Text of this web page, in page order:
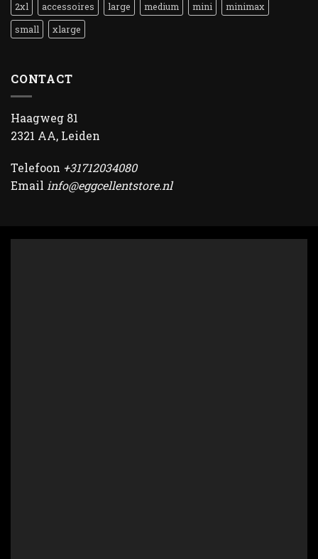
2xl accessoires large medium mini
minimax
small
xlarge
CONTACT
Haagweg 81
2321 AA, Leiden
Telefoon +31712034080
Email info@eggcellentstore.nl